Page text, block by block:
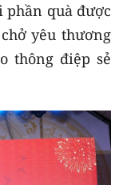
quà được
yêu thương
thông điệp sẻ